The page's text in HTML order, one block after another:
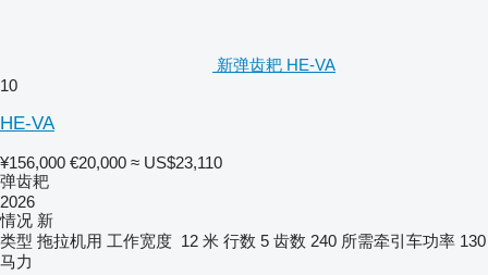
新弹齿耙 HE-VA
10
HE-VA
¥156,000 €20,000 ≈ US$23,110
弹齿耙
2026
情况 新
类型 拖拉机用 工作宽度 12 米 行数 5 齿数 240 所需牵引车功率 130
马力